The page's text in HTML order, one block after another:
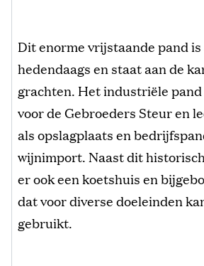
Dit enorme vrijstaande pand
hedendaags en staat aan de
grachten. Het industriële pand
voor de Gebroeders Steur en
als opslagplaats en
wijnimport. Naast dit
er ook een koetshuis en
dat voor diverse doeleinden
gebruikt.